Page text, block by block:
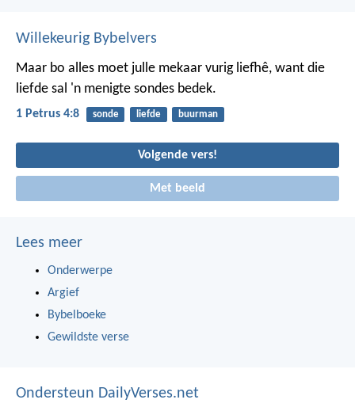
Willekeurig Bybelvers
Maar bo alles moet julle mekaar vurig liefhê, want die
liefde sal 'n menigte sondes bedek.
1 Petrus 4:8 sonde liefde buurman
Volgende vers!
Met beeld
Lees meer
Onderwerpe
Argief
Bybelboeke
Gewildste verse
Ondersteun DailyVerses.net